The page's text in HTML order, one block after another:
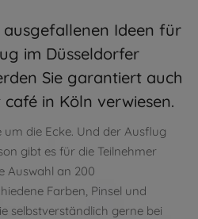
ausgefallenen Ideen für
im Düsseldorfer
Sie garantiert auch
in Köln verwiesen.
die Ecke. Und der Ausflug
gibt es für die Teilnehmer
Auswahl an 200
Farben, Pinsel und
selbstverständlich gerne bei